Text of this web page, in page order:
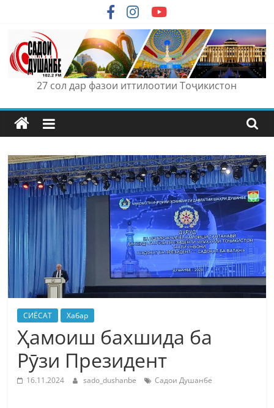
content
27 сол дар фазои иттилоотии Тоҷикистон
СИЁСАТ Хабар
Ҳамоиш бахшида ба
Рӯзи Президент
16.11.2024 sado_dushanbe Садои Душанбе